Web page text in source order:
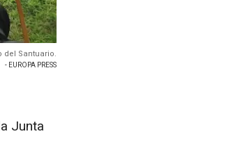
del Santuario.
- EUROPA PRESS
Junta